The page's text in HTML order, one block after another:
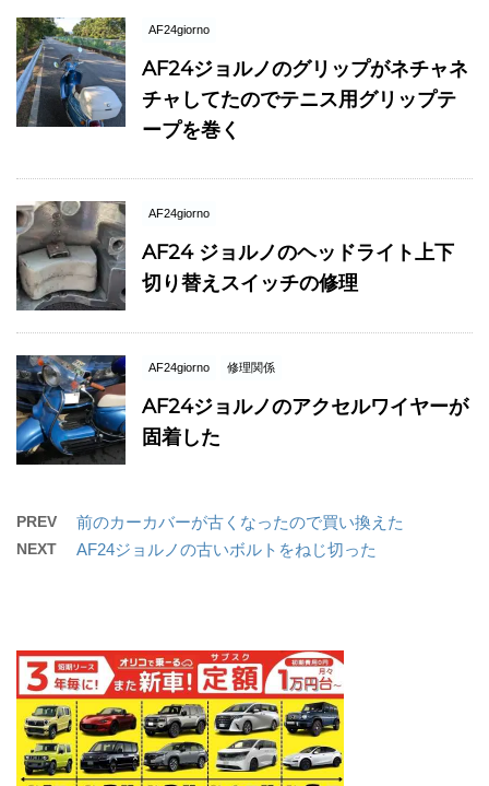
AF24giorno
AF24ジョルノのグリップがネチャネ
チャしてたのでテニス用グリップテ
ープを巻く
AF24giorno
AF24 ジョルノのヘッドライト上下
切り替えスイッチの修理
AF24giorno 修理関係
AF24ジョルノのアクセルワイヤーが
固着した
PREV 前のカーカバーが古くなったので買い換えた
NEXT AF24ジョルノの古いボルトをねじ切った